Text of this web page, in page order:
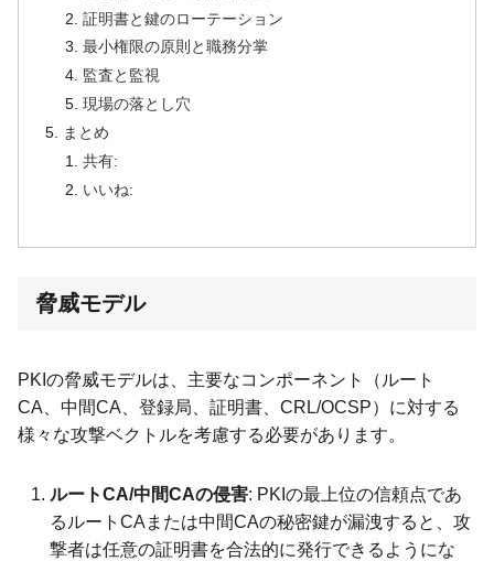
証明書と鍵のローテーション
最小権限の原則と職務分掌
監査と監視
現場の落とし穴
まとめ
共有:
いいね:
脅威モデル
PKIの脅威モデルは、主要なコンポーネント（ルート
CA、中間CA、登録局、証明書、CRL/OCSP）に対する
様々な攻撃ベクトルを考慮する必要があります。
ルートCA/中間CAの侵害: PKIの最上位の信頼点であ
るルートCAまたは中間CAの秘密鍵が漏洩すると、攻
撃者は任意の証明書を合法的に発行できるようにな